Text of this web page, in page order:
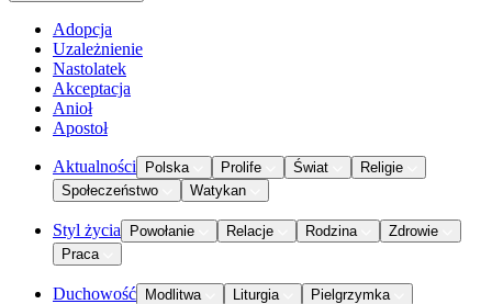
Adopcja
Uzależnienie
Nastolatek
Akceptacja
Anioł
Apostoł
Aktualności Polska Prolife Świat
Religie
Społeczeństwo
Watykan
Styl życia Powołanie Relacje Rodzina
Zdrowie
Praca
Duchowość Modlitwa Liturgia
Pielgrzymka